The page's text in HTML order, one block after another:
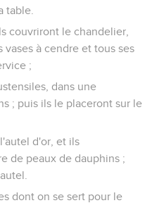
table.
couvriront le chandelier,
vases à cendre et tous ses
;
dans une
; puis ils le placeront sur le
d'or, et ils
de peaux de dauphins ;
dont on se sert pour le